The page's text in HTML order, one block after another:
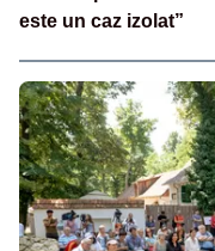
este un caz izolat”